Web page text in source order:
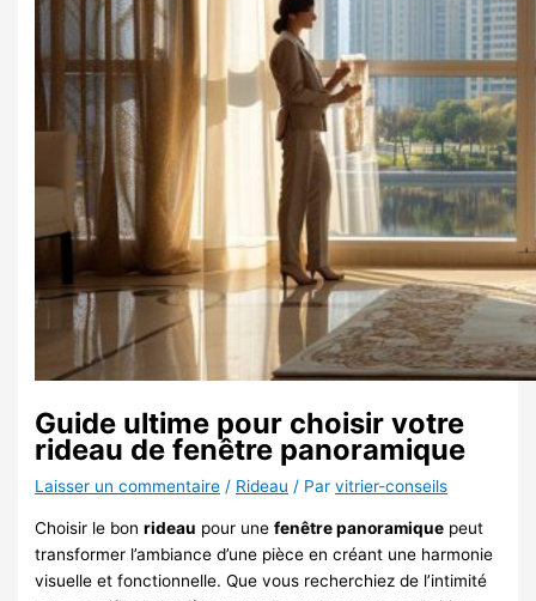
Guide ultime pour choisir votre
rideau de fenêtre panoramique
Laisser un commentaire / Rideau / Parvitrier-conseils
Choisir le bonrideau pour unefenêtre panoramique peut
transformer l’ambiance d’une pièce en créant une harmonie
visuelle et fonctionnelle. Que vous recherchiez de l’intimité